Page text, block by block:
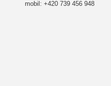
mobil: +420 739 456 948